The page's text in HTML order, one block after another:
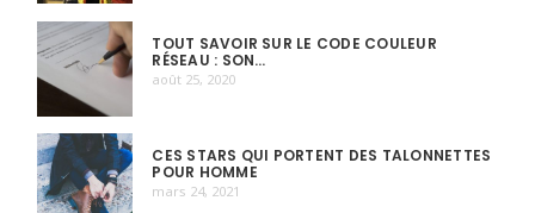
TOUT SAVOIR SUR LE CODE COULEUR
RÉSEAU : SON…
août 25, 2020
CES STARS QUI PORTENT DES TALONNETTES
POUR HOMME
mars 24, 2021